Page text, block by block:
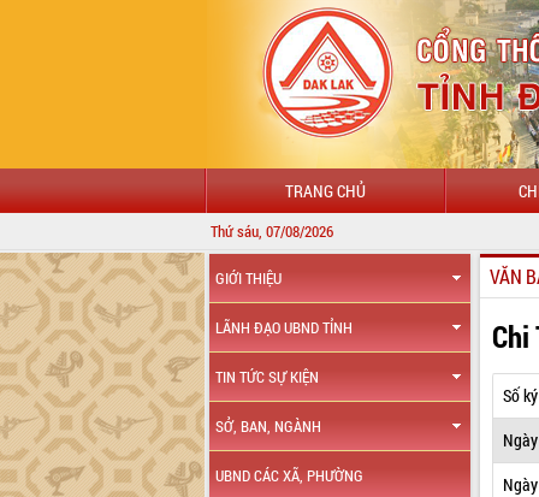
TRANG CHỦ
Thứ sáu, 07/08/2026
GIỚI THIỆU
LÃNH ĐẠO UBND TỈNH
TIN TỨC SỰ KIỆN
SỞ, BAN, NGÀNH
UBND CÁC XÃ, PHƯỜNG
VĂN
Chi
Số